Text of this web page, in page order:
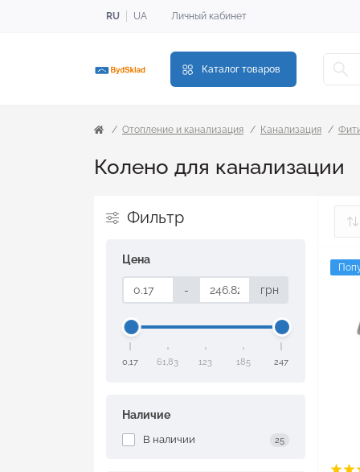
RU UA Личный кабинет
Каталог товаров
Отопление и канализация Канализация
Колено для канализации
Фильтр
Цена
- грн
0,17 61,83 123 185 247
Наличие
В наличии 25